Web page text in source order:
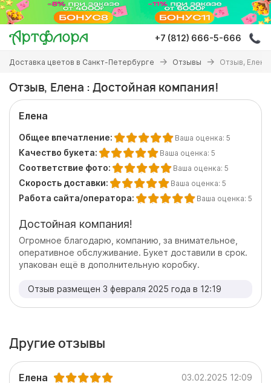
Перейти
основному
содержанию
+7 (812) 666-5-666
Вы
здесь
Доставка цветов в Санкт-Петербурге Отзывы Отзыв,
Отзыв, Елена : Достойная компания!
Елена
Общее впечатление: Ваша оценка: 5
Качество букета: Ваша оценка: 5
Соответствие фото: Ваша оценка: 5
Скорость доставки: Ваша оценка: 5
Работа сайта/оператора: Ваша оценка: 5
Достойная компания!
Огромное благодарю, компанию, за внимательное,
оперативное обслуживание. Букет доставили в срок.
упакован ещё в дополнительную коробку.
Отзыв размещен 3 февраля 2025 года в 12:19
Другие отзывы
Елена 03.02.2025 12:09